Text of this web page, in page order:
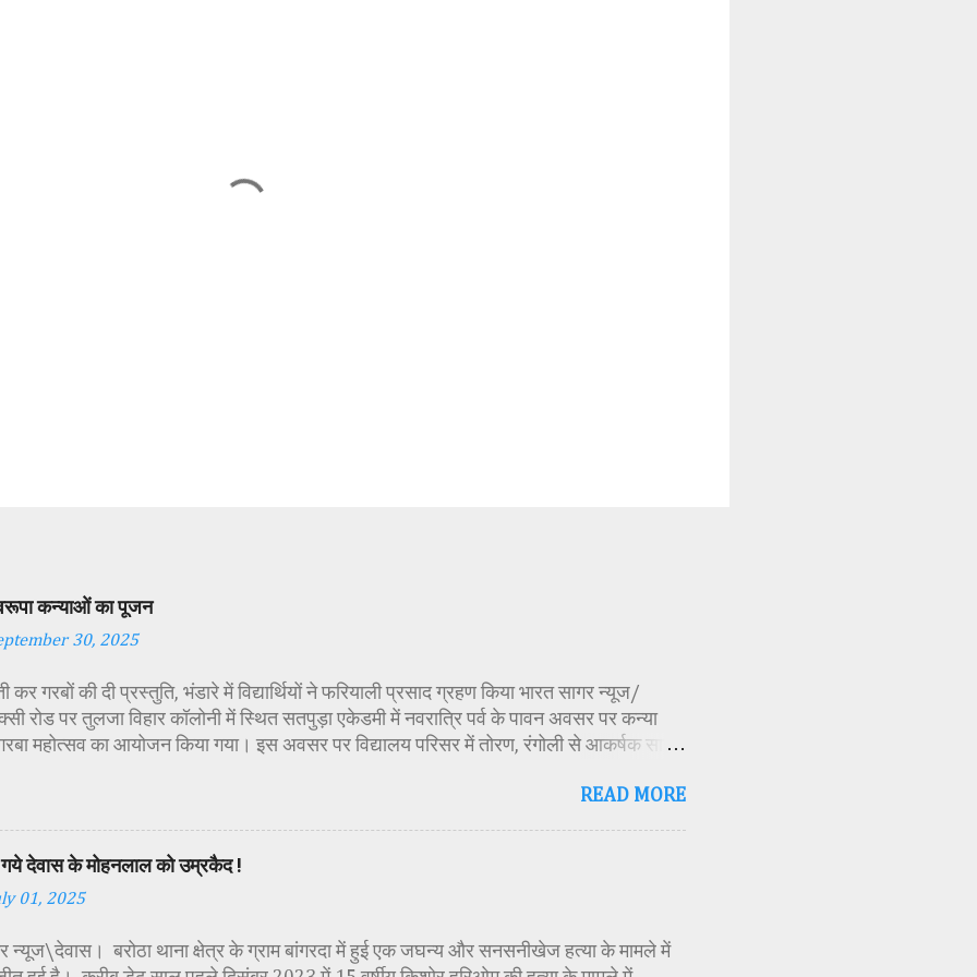
कन्याओं का पूजन
30, 2025
कर गरबों की दी प्रस्तुति, भंडारे में विद्यार्थियों ने फरियाली प्रसाद ग्रहण किया भारत सागर न्यूज/
रोड पर तुलजा विहार कॉलोनी में स्थित सतपुड़ा एकेडमी में नवरात्रि पर्व के पावन अवसर पर कन्या
महोत्सव का आयोजन किया गया। इस अवसर पर विद्यालय परिसर में तोरण, रंगोली से आकर्षक साज-
पॉलिटेक्निक कॉलेज प्राचार्य डा. सोनल भाटी, वैभव विहार शिक्षा समिति अध्यक्ष एवं भाजपा जिला
यादव, महिला बाल विकास विभाग पर्यवेक्षक कविता ठाकुर ने मातारानी की मूर्ति एवं अखंड ज्योत का
पूजन-अर्चन किया। पं. मयंक द्विवेदी के आचार्यत्व में वैदिक मंत्रोच्चार के बीच देवी शक्ति स्वरूपा
विधिविधान पूर्वक पूजन-अर्चन किया गया। कार्यक्रम में अतिथिजनों ने वैदिक मंत्रोच्चार के बीच देवी
READ MORE
देवास के मोहनलाल को उम्रकैद !
01, 2025
न्यूज\देवास। बरोठा थाना क्षेत्र के ग्राम बांगरदा में हुई एक जघन्य और सनसनीखेज हत्या के मामले में